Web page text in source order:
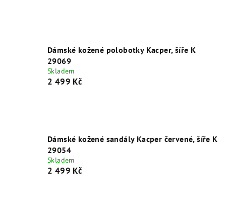
Dámské kožené polobotky Kacper, šíře K
29069
Skladem
2 499 Kč
Dámské kožené sandály Kacper červené, šíře K
29054
Skladem
2 499 Kč